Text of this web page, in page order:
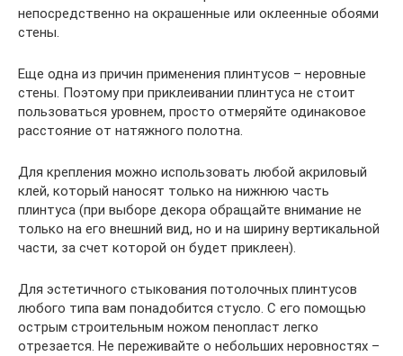
непосредственно на окрашенные или оклеенные обоями
стены.
Еще одна из причин применения плинтусов – неровные
стены. Поэтому при приклеивании плинтуса не стоит
пользоваться уровнем, просто отмеряйте одинаковое
расстояние от натяжного полотна.
Для крепления можно использовать любой акриловый
клей, который наносят только на нижнюю часть
плинтуса (при выборе декора обращайте внимание не
только на его внешний вид, но и на ширину вертикальной
части, за счет которой он будет приклеен).
Для эстетичного стыкования потолочных плинтусов
любого типа вам понадобится стусло. С его помощью
острым строительным ножом пенопласт легко
отрезается. Не переживайте о небольших неровностях –